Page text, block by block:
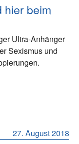
hier beim
Ultra-Anhänger
Sexismus und
27. August 2018